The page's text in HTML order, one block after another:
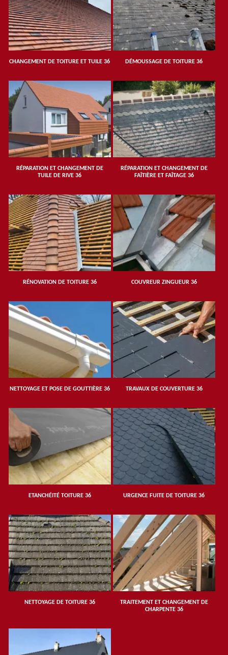
CHANGEMENT DE TOITURE ET TUILE 36 DÉMOUSSAGE DE TOITURE 36
RÉPARATION ET CHANGEMENT DE
TUILE DE RIVE 36
RÉPARATION ET CHANGEMENT DE
FAÎTIÈRE ET FAÎTAGE 36
RÉNOVATION DE TOITURE 36 COUVREUR ZINGUEUR 36
NETTOYAGE ET POSE DE GOUTTIÈRE 36 TRAVAUX DE COUVERTURE 36
ETANCHÉITÉ TOITURE 36 URGENCE FUITE DE TOITURE 36
NETTOYAGE DE TOITURE 36
TRAITEMENT ET CHANGEMENT DE
CHARPENTE 36